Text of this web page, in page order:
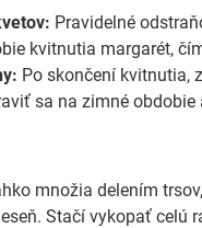
Pravidelné
kvitnutia margarét,
Po skončení kvitnutia,
sa na zimné
množia delením
Stačí vykopať